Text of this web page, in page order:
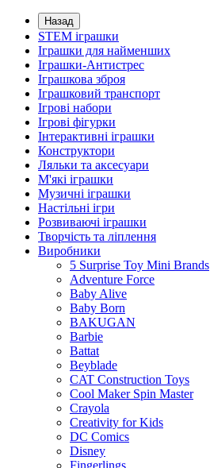
Назад
STEM іграшки
Іграшки для найменших
Іграшки-Антистрес
Іграшкова зброя
Іграшковий транспорт
Ігрові набори
Ігрові фігурки
Інтерактивні іграшки
Конструктори
Ляльки та аксесуари
М'які іграшки
Музичні іграшки
Настільні iгри
Розвиваючі іграшки
Творчість та ліплення
Виробники
5 Surprise Toy Mini Brands
Adventure Force
Baby Alive
Baby Born
BAKUGAN
Barbie
Battat
Beyblade
CAT Construction Toys
Cool Maker Spin Master
Crayola
Creativity for Kids
DC Comics
Disney
Fingerlings